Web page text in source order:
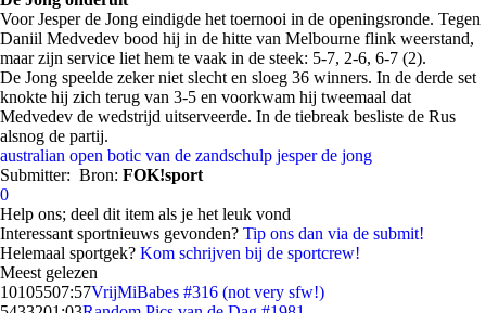
Voor Jesper de Jong eindigde het toernooi in de openingsronde. Tegen
Daniil Medvedev bood hij in de hitte van Melbourne flink weerstand,
maar zijn service liet hem te vaak in de steek: 5-7, 2-6, 6-7 (2).
De Jong speelde zeker niet slecht en sloeg 36 winners. In de derde set
knokte hij zich terug van 3-5 en voorkwam hij tweemaal dat
Medvedev de wedstrijd uitserveerde. In de tiebreak besliste de Rus
alsnog de partij.
australian open botic van de zandschulp jesper de jong
Submitter: Bron: FOK!sport
0
Help ons; deel dit item als je het leuk vond
Interessant sportnieuws gevonden? Tip ons dan via de submit!
Helemaal sportgek? Kom schrijven bij de sportcrew!
Meest gelezen
10105507:57VrijMiBabes #316 (not very sfw!)